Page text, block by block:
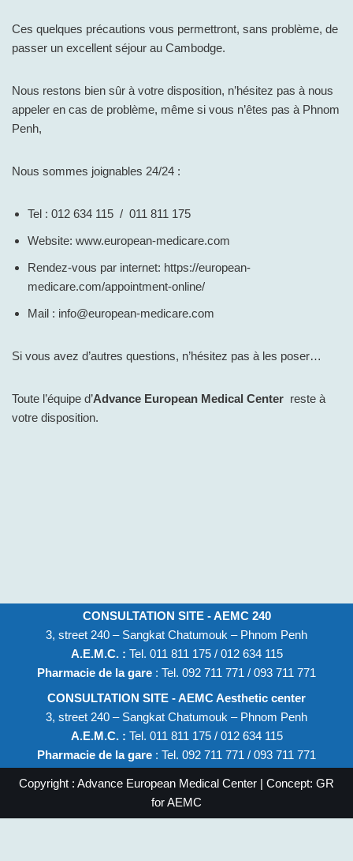
Ces quelques précautions vous permettront, sans problème, de
passer un excellent séjour au Cambodge.
Nous restons bien sûr à votre disposition, n’hésitez pas à nous
appeler en cas de problème, même si vous n’êtes pas à Phnom
Penh,
Nous sommes joignables 24/24 :
Tel : 012 634 115 / 011 811 175
Website: www.european-medicare.com
Rendez-vous par internet: https://european-
medicare.com/appointment-online/
Mail : info@european-medicare.com
Si vous avez d’autres questions, n’hésitez pas à les poser…
Toute l’équipe d’Advance European Medical Center reste à
votre disposition.
CONSULTATION SITE - AEMC 240
3, street 240 – Sangkat Chatumouk – Phnom Penh
A.E.M.C. : Tel. 011 811 175 / 012 634 115
Pharmacie de la gare : Tel. 092 711 771 / 093 711 771
CONSULTATION SITE - AEMC Aesthetic center
3, street 240 – Sangkat Chatumouk – Phnom Penh
A.E.M.C. : Tel. 011 811 175 / 012 634 115
Pharmacie de la gare : Tel. 092 711 771 / 093 711 771
Copyright : Advance European Medical Center | Concept: GR
for AEMC